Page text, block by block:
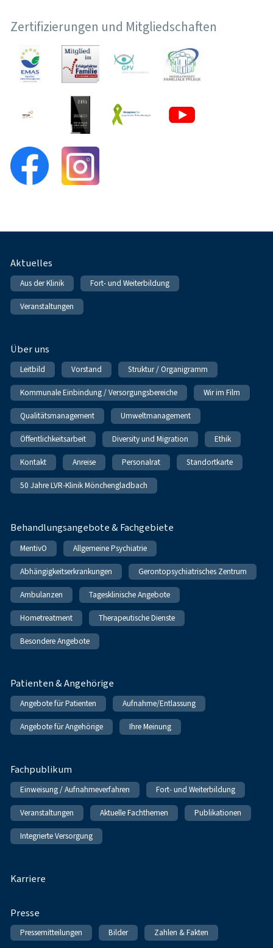
Zertifizierungen und Mitgliedschaften
Fußnavigation
Aktuelles
Aus der Klinik Fort- und Weiterbildung
Veranstaltungen
Über uns
Leitbild Vorstand Struktur / Organigramm
Kommunale Einbindung / Versorgungsbereiche Wir im Film
Qualitätsmanagement Umweltmanagement
Öffentlichkeitsarbeit Diversity und Migration Ethik
Kontakt Anreise Personalrat Standortkarte
50 Jahre LVR-Klinik Mönchengladbach
Behandlungsangebote & Fachgebiete
MentivO Allgemeine Psychiatrie
Abhängigkeitserkrankungen Gerontopsychiatrisches Zentrum
Ambulanzen Tagesklinische Angebote
Hometreatment Therapeutische Dienste
Besondere Angebote
Patienten & Angehörige
Angebote für Patienten Aufnahme/Entlassung
Angebote für Angehörige Ihre Meinung
Fachpublikum
Einweisung / Aufnahmeverfahren Fort- und Weiterbildung
Veranstaltungen Aktuelle Fachthemen Publikationen
Integrierte Versorgung
Karriere
Presse
Pressemitteilungen Bilder Zahlen & Fakten